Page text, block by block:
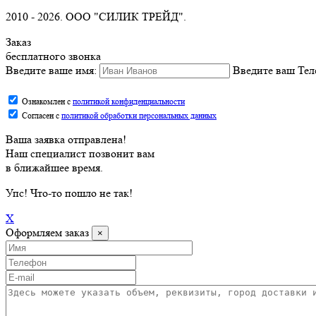
2010 - 2026. ООО "СИЛИК ТРЕЙД".
Заказ
бесплатного звонка
Введите ваше имя:
Введите ваш
Ознакомлен с политикой конфиденциальности
Согласен с политикой обработки персональных данных
Ваша заявка отправлена!
Наш специалист позвонит вам
в ближайшее время.
Упс! Что-то пошло не так!
X
Оформляем заказ
×